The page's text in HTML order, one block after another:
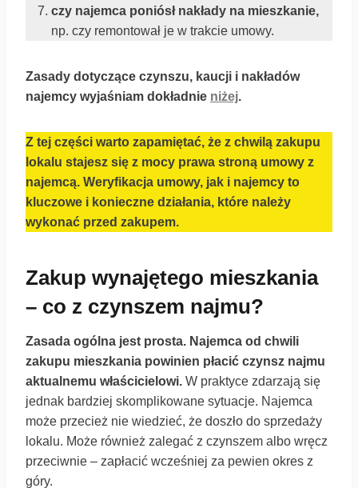
czy najemca poniósł nakłady na mieszkanie,
np. czy remontował je w trakcie umowy.
Zasady dotyczące czynszu, kaucji i nakładów
najemcy wyjaśniam dokładnie niżej.
Z tej części warto zapamiętać, że z chwilą zakupu
lokalu stajesz się z mocy prawa stroną umowy z
najemcą. Weryfikacja umowy, jak i najemcy to
kluczowe i konieczne działania, które należy
wykonać przed zakupem.
Zakup wynajętego mieszkania
– co z czynszem najmu?
Zasada ogólna jest prosta. Najemca od chwili
zakupu mieszkania powinien płacić czynsz najmu
aktualnemu właścicielowi. W praktyce zdarzają się
jednak bardziej skomplikowane sytuacje. Najemca
może przecież nie wiedzieć, że doszło do sprzedaży
lokalu. Może również zalegać z czynszem albo wręcz
przeciwnie – zapłacić wcześniej za pewien okres z
góry.